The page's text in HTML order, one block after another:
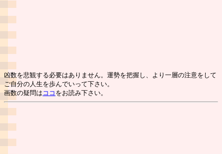
凶数を悲観する必要はありません。運勢を把握し、より一層の注意をして
ご自分の人生を歩んでいって下さい。
画数の疑問は ココ をお読み下さい。